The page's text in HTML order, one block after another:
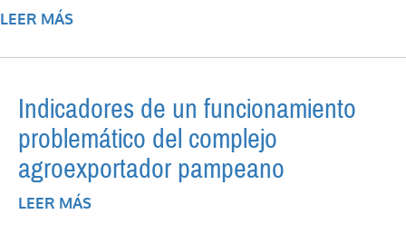
LEER MÁS
CÓRDOBA CONTRA LAS RETENCIONES: “EN
SECTOR MUY PUJANTE”
Indicadores de un funcionamiento
problemático del complejo
agroexportador pampeano
LEER MÁS